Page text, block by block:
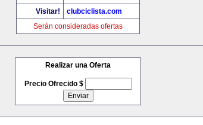
Visitar!
clubciclista.com
Serán consideradas ofertas
Realizar una Oferta
Precio Ofrecido $